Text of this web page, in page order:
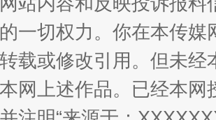
大球赛在茂县开幕 规模
一切权力。你在本传
载或修改引用。但未
网上述作品。已经本